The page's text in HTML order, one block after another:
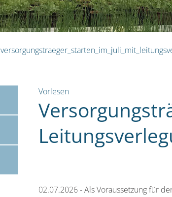
Vorlesen
02.07.2026 - Als Voraussetzung für